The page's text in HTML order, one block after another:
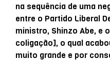
na sequência de uma
entre o Partido Liberal
ministro, Shinzo Abe, e
coligação], o qual
muito grande e por